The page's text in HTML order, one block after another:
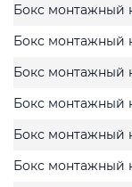
Бокс монтажный
Бокс монтажный
Бокс монтажный
Бокс монтажный
Бокс монтажный
Бокс монтажный